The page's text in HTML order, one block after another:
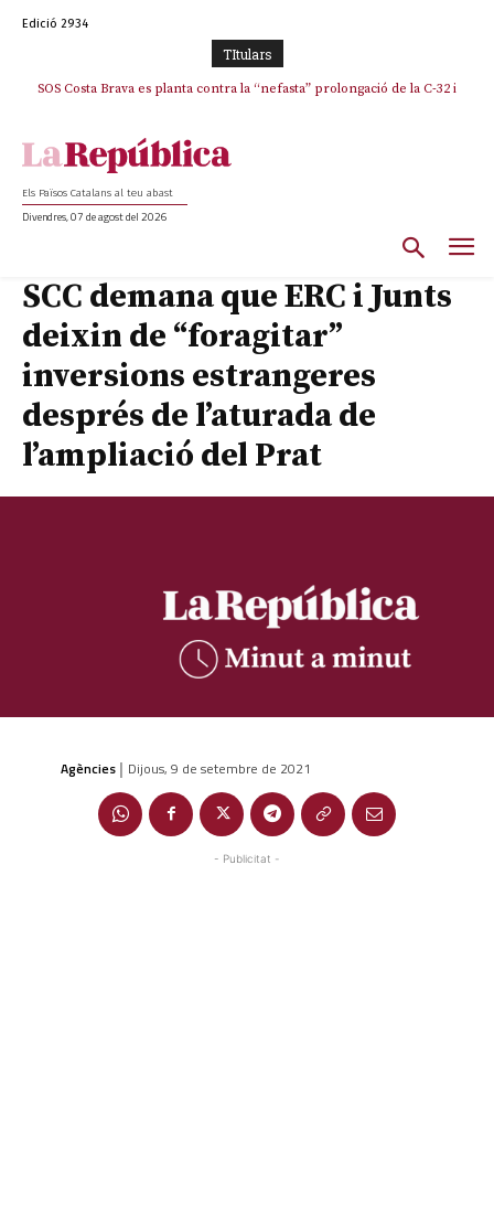
Edició 2934
TItulars
SOS Costa Brava es planta contra la “nefasta” prolongació de la C-32 i
Els Països Catalans al teu abast
Divendres, 07 de agost del 2026
SCC demana que ERC i Junts
deixin de “foragitar”
inversions estrangeres
després de l’aturada de
l’ampliació del Prat
Agències | Dijous, 9 de setembre de 2021
- Publicitat -